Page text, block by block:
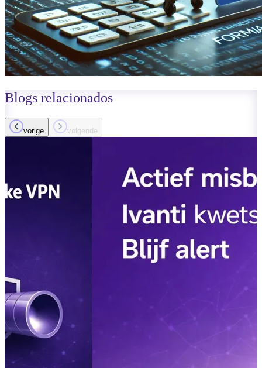
Blogs relacionados
vorige volgende